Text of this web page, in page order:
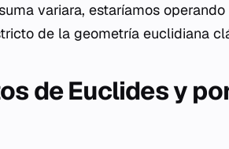
variara, estaríamos
de la geometría euclidiana
de Euclides y